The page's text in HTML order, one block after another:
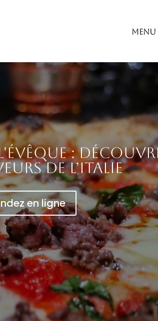
Menu
:
de l’Italie
en ligne